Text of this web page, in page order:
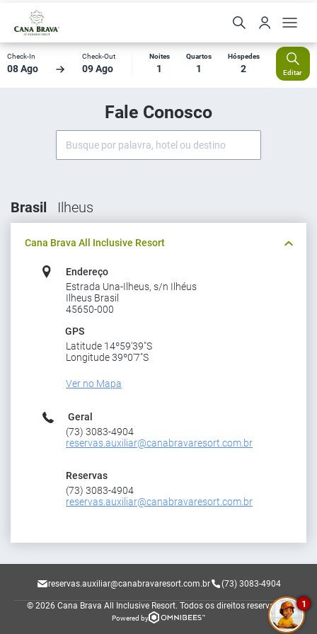
Check-In
08 Ago
Check-Out
09 Ago
Noites
1
Quartos
1
Hóspedes
2 Editar
Fale Conosco
Brasil Ilheus
Cana Brava All Inclusive Resort
Endereço
Estrada Una-Ilheus, s/n Ilhéus
Ilheus Brasil
45650-000
GPS
Latitude 14º59'39"S
Longitude 39º0'7"S
Ver no Mapa
Geral
(73) 3083-4904
reservas.auxiliar@canabravaresort.com.br
Reservas
(73) 3083-4904
reservas.auxiliar@canabravaresort.com.br
reservas.auxiliar@canabravaresort.com.br (73) 3083-4904
© 2026 Cana Brava All Inclusive Resort. Todos os direitos reservados.
Powered by
1